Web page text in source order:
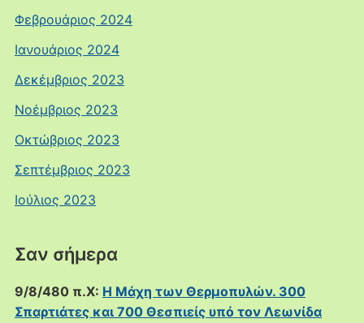
Φεβρουάριος 2024
Ιανουάριος 2024
Δεκέμβριος 2023
Νοέμβριος 2023
Οκτώβριος 2023
Σεπτέμβριος 2023
Ιούλιος 2023
Σαν σήμερα
9/8/480 π.Χ: Η Μάχη των Θερμοπυλών. 300
Σπαρτιάτες και 700 Θεσπιείς υπό τον Λεωνίδα